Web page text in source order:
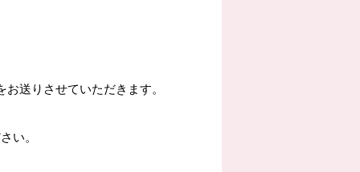
お送りさせていただきます。
い。